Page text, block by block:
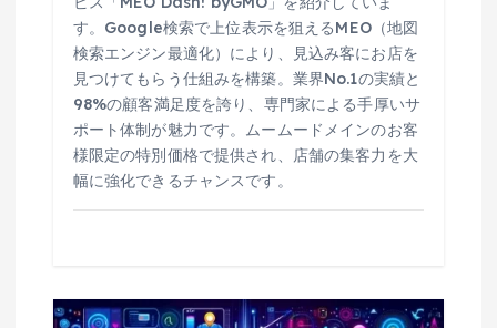
す。Google検索で上位表示を狙えるMEO（地図
検索エンジン最適化）により、見込み客にお店を
見つけてもらう仕組みを構築。業界No.1の実績と
98%の顧客満足度を誇り、専門家による手厚いサ
ポート体制が魅力です。ムームードメインのお客
様限定の特別価格で提供され、店舗の集客力を大
幅に強化できるチャンスです。